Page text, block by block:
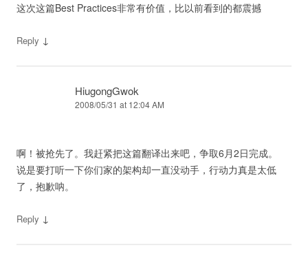
这次这篇Best Practices非常有价值，比以前看到的都震撼
Reply ↓
HiugongGwok
2008/05/31 at 12:04 AM
啊！被抢先了。我赶紧把这篇翻译出来吧，争取6月2日完成。
说是要打听一下你们家的架构却一直没动手，行动力真是太低
了，抱歉呐。
Reply ↓